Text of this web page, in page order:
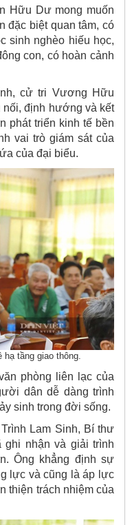
Hữu Dư mong muốn
đặc biệt quan tâm, có
sinh nghèo hiếu học,
con, có hoàn cảnh
cử tri Vương Hữu
nối, định hướng và kết
phát triển kinh tế bền
vai trò giám sát của
của đại biểu.
tầng giao thông.
phòng liên lạc của
dân dễ dàng trình
sinh trong đời sống.
Lam Sinh, Bí thư
nhận và giải trình
Ông khẳng định sự
lực và cũng là áp lực
thiện trách nhiệm của